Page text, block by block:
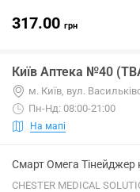
317.00 грн
Київ Аптека №40
м. Київ, вул.
Пн-Нд: 08:00-21:00
На мапі
Смарт Омега Тінейджер
CHESTER MEDICAL